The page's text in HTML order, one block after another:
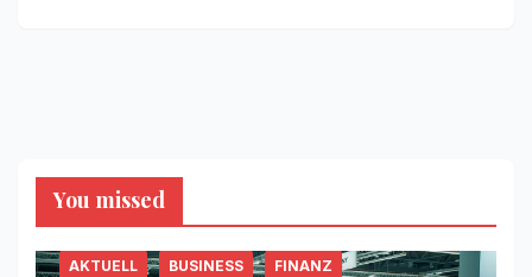
You missed
AKTUELL BUSINESS
FINANZ